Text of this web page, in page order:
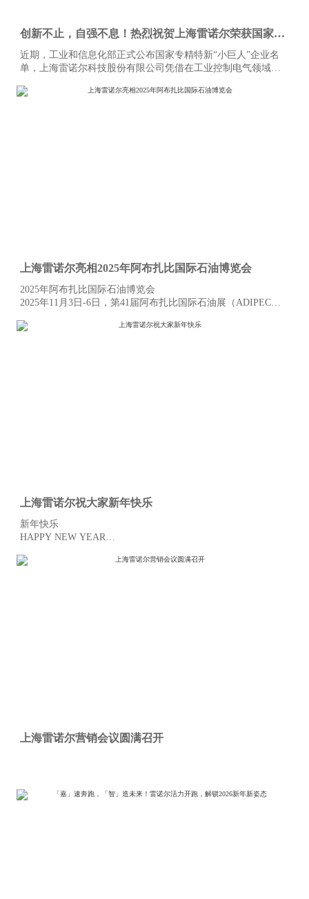
创新不止，自强不息！热烈祝贺上海雷诺尔荣获国家级
“小巨人”企业
近期，工业和信息化部正式公布国家专精特新“小巨人”企业名
单，上海雷诺尔科技股份有限公司凭借在工业控制电气领域的
诺尔在专业化、精细化、特色化的发展道路上再上新台阶。
上海雷诺尔亮相2025年阿布扎比国际石油博览会
2025年阿布扎比国际石油博览会
2025年11月3日-6日，第41届阿布扎比国际石油展（ADIPEC
模最大、影响力最强、最具前瞻性的的油气及能源展会之一，
上海雷诺尔祝大家新年快乐
新年快乐
HAPPY NEW YEAR
电气领域深耕不辍，用品质守住初心；新的一年，我们以
上海雷诺尔营销会议圆满召开